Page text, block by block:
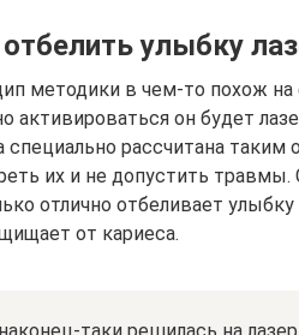
улыбку
методики в чем-то похож
активироваться он будет
специально рассчитана
их и не допустить
отлично отбеливает
от кариеса.